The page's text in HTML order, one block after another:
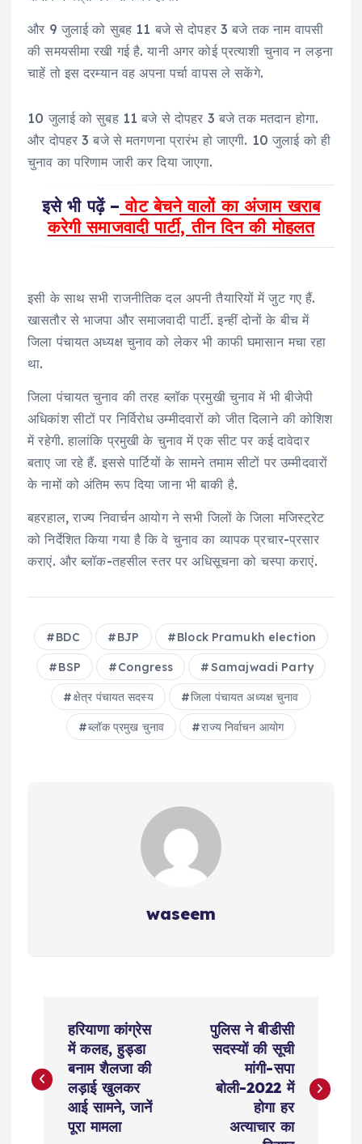
और 9 जुलाई को सुबह 11 बजे से दोपहर 3 बजे तक नाम वापसी
की समयसीमा रखी गई है. यानी अगर कोई प्रत्याशी चुनाव न लड़ना
चाहें तो इस दरम्यान वह अपना पर्चा वापस ले सकेंगे.
10 जुलाई को सुबह 11 बजे से दोपहर 3 बजे तक मतदान होगा.
और दोपहर 3 बजे से मतगणना प्रारंभ हो जाएगी. 10 जुलाई को ही
चुनाव का परिणाम जारी कर दिया जाएगा.
इसे भी पढ़ें – वोट बेचने वालों का अंजाम खराब
करेगी समाजवादी पार्टी, तीन दिन की मोहलत
इसी के साथ सभी राजनीतिक दल अपनी तैयारियों में जुट गए हैं.
खासतौर से भाजपा और समाजवादी पार्टी. इन्हीं दोनों के बीच में
जिला पंचायत अध्यक्ष चुनाव को लेकर भी काफी घमासान मचा रहा
था.
जिला पंचायत चुनाव की तरह ब्लॉक प्रमुखी चुनाव में भी बीजेपी
अधिकांश सीटों पर निर्विरोध उम्मीदवारों को जीत दिलाने की कोशिश
में रहेगी. हालांकि प्रमुखी के चुनाव में एक सीट पर कई दावेदार
बताए जा रहे हैं. इससे पार्टियों के सामने तमाम सीटों पर उम्मीदवारों
के नामों को अंतिम रूप दिया जाना भी बाकी है.
बहरहाल, राज्य निवार्चन आयोग ने सभी जिलों के जिला मजिस्ट्रेट
को निर्देशित किया गया है कि वे चुनाव का व्यापक प्रचार-प्रसार
कराएं. और ब्लॉक-तहसील स्तर पर अधिसूचना को चस्पा कराएं.
BDC BJP Block Pramukh election
BSP Congress Samajwadi Party
क्षेत्र पंचायत सदस्य जिला पंचायत अध्यक्ष चुनाव
ब्लॉक प्रमुख चुनाव राज्य निर्वाचन आयोग
waseem
s
हरियाणा कांग्रेस
में कलह, हुड्डा
बनाम शैलजा की
लड़ाई खुलकर
आई सामने, जानें
पूरा मामला
पुलिस ने बीडीसी
सदस्यों की सूची
मांगी-सपा
बोली-2022 में
होगा हर
अत्याचार का